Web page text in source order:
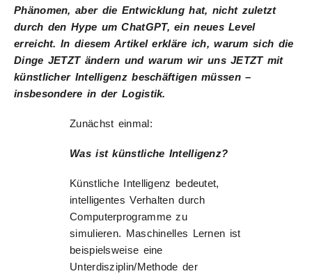
Phänomen, aber die Entwicklung hat, nicht zuletzt
durch den Hype um ChatGPT, ein neues Level
erreicht. In diesem Artikel erkläre ich, warum sich die
Dinge JETZT ändern und warum wir uns JETZT mit
künstlicher Intelligenz beschäftigen müssen –
insbesondere in der Logistik.
Zunächst einmal:
Was ist künstliche Intelligenz?
Künstliche Intelligenz bedeutet,
intelligentes Verhalten durch
Computerprogramme zu
simulieren. Maschinelles Lernen ist
beispielsweise eine
Unterdisziplin/Methode der